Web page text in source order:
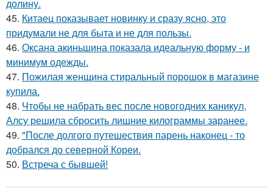
долину.
45. Китаец показывает новинку и сразу ясно, это
придумали не для быта и не для пользы.
46. Оксана акиньшина показала идеальную форму - и
минимум одежды.
47. Пожилая женщина стиральный порошок в магазине
купила.
48. Чтобы не набрать вес после новогодних каникул,
Алсу решила сбросить лишние килограммы заранее.
49. "После долгого путешествия парень наконец - то
добрался до северной Кореи.
50. Встреча с бывшей!